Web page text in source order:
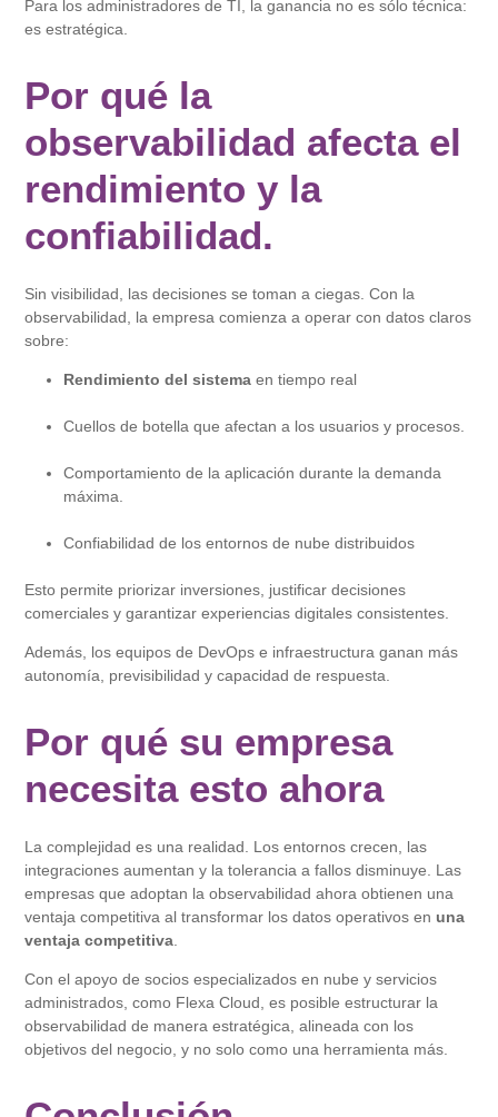
Para los administradores de TI, la ganancia no es sólo técnica:
es estratégica.
Por qué la
observabilidad afecta el
rendimiento y la
confiabilidad.
Sin visibilidad, las decisiones se toman a ciegas. Con la
observabilidad, la empresa comienza a operar con datos claros
sobre:
Rendimiento del sistema en tiempo real
Cuellos de botella que afectan a los usuarios y procesos.
Comportamiento de la aplicación durante la demanda
máxima.
Confiabilidad de los entornos de nube distribuidos
Esto permite priorizar inversiones, justificar decisiones
comerciales y garantizar experiencias digitales consistentes.
Además, los equipos de DevOps e infraestructura ganan más
autonomía, previsibilidad y capacidad de respuesta.
Por qué su empresa
necesita esto ahora
La complejidad es una realidad. Los entornos crecen, las
integraciones aumentan y la tolerancia a fallos disminuye. Las
empresas que adoptan la observabilidad ahora obtienen una
ventaja competitiva al transformar los datos operativos en una
ventaja competitiva.
Con el apoyo de socios especializados en nube y servicios
administrados, como Flexa Cloud, es posible estructurar la
observabilidad de manera estratégica, alineada con los
objetivos del negocio, y no solo como una herramienta más.